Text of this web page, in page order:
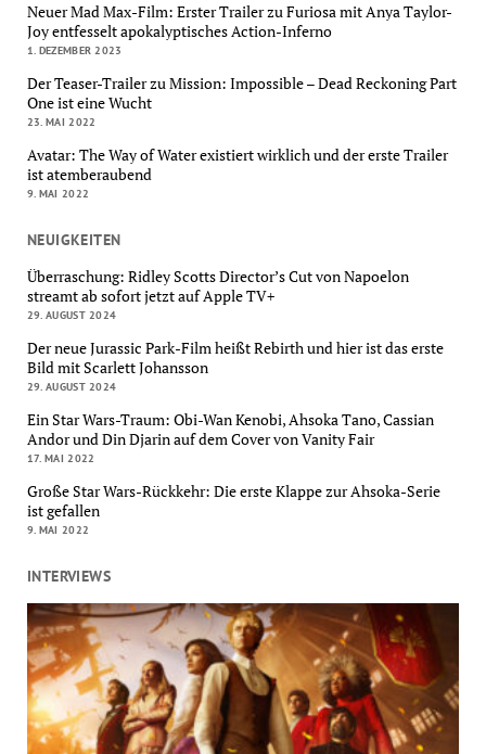
Neuer Mad Max-Film: Erster Trailer zu Furiosa mit Anya Taylor-
Joy entfesselt apokalyptisches Action-Inferno
1. DEZEMBER 2023
Der Teaser-Trailer zu Mission: Impossible – Dead Reckoning Part
One ist eine Wucht
23. MAI 2022
Avatar: The Way of Water existiert wirklich und der erste Trailer
ist atemberaubend
9. MAI 2022
NEUIGKEITEN
Überraschung: Ridley Scotts Director’s Cut von Napoelon
streamt ab sofort jetzt auf Apple TV+
29. AUGUST 2024
Der neue Jurassic Park-Film heißt Rebirth und hier ist das erste
Bild mit Scarlett Johansson
29. AUGUST 2024
Ein Star Wars-Traum: Obi-Wan Kenobi, Ahsoka Tano, Cassian
Andor und Din Djarin auf dem Cover von Vanity Fair
17. MAI 2022
Große Star Wars-Rückkehr: Die erste Klappe zur Ahsoka-Serie
ist gefallen
9. MAI 2022
INTERVIEWS